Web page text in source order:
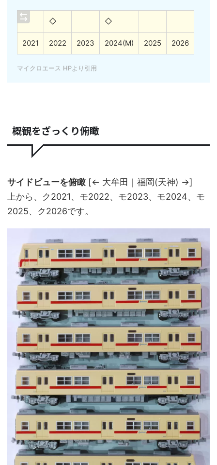
◇ ◇
2021 2022 2023 2024(M) 2025 2026
マイクロエース HPより引用
概観をざっくり俯瞰
サイドビューを俯瞰[← 大牟田｜福岡(天神) →]
上から、ク2021、モ2022、モ2023、モ2024、モ
2025、ク2026です。